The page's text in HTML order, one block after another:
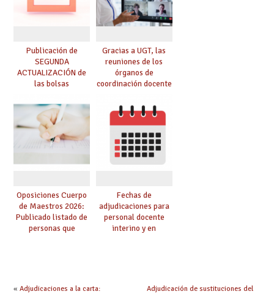
Publicación de
SEGUNDA
ACTUALIZACIÓN de
las bolsas
Cuerpo de Maestros
de especialidades
convocadas a
oposición
Gracias a UGT, las
reuniones de los
órganos de
coordinación docente
de manera
telemática, sin exigir
presencialidad en el
centro
Oposiciones Cuerpo
de Maestros 2026:
Publicado listado de
personas que
Fechas de
adjudicaciones para
personal docente
interino y en
« Adjudicaciones a la carta:
Adjudicación de sustituciones del